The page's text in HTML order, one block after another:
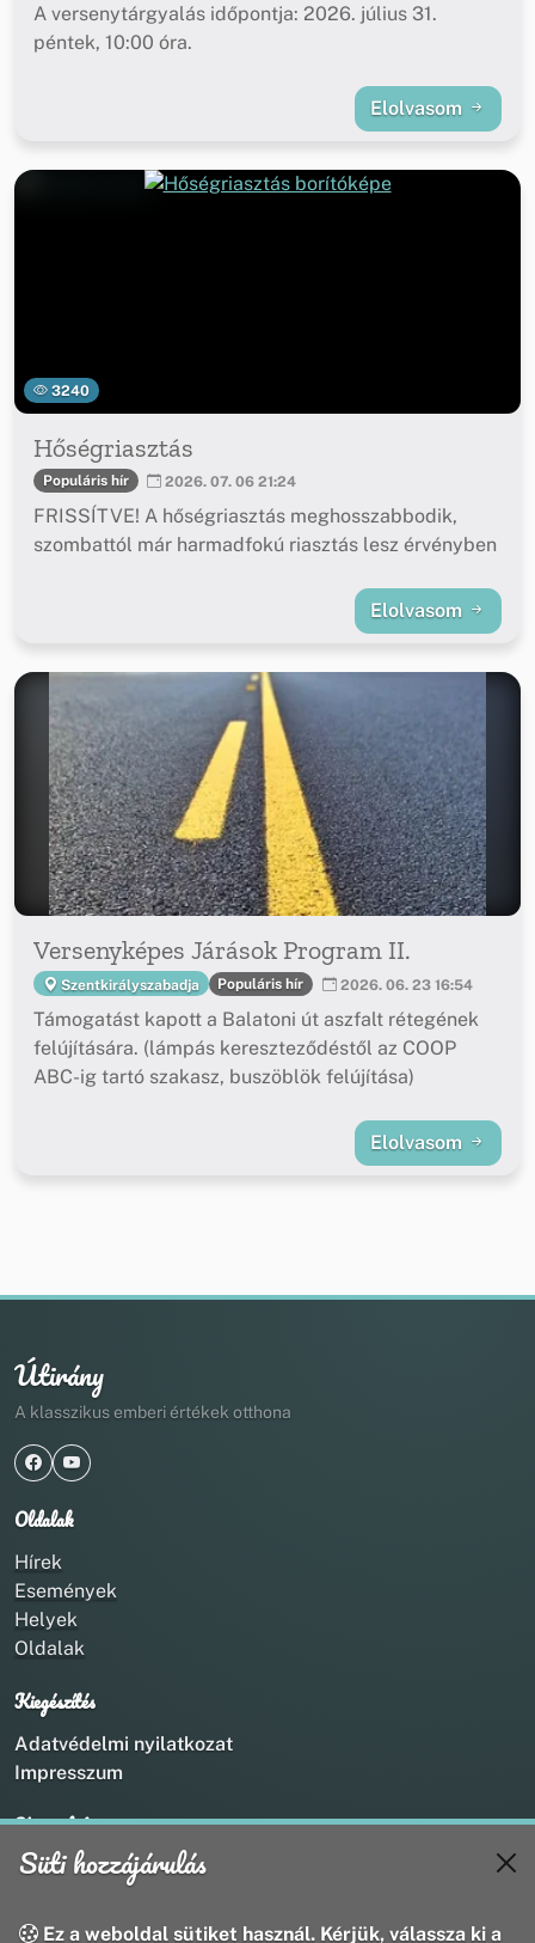
A versenytárgyalás időpontja: 2026. július 31.
péntek, 10:00 óra.
Elolvasom
3240
Hőségriasztás
Populáris hír 2026. 07. 06 21:24
FRISSÍTVE! A hőségriasztás meghosszabbodik,
szombattól már harmadfokú riasztás lesz érvényben
Elolvasom
Versenyképes Járások Program II.
Szentkirályszabadja Populáris hír 2026. 06. 23 16:54
Támogatást kapott a Balatoni út aszfalt rétegének
felújítására. (lámpás kereszteződéstől az COOP
ABC-ig tartó szakasz, buszöblök felújítása)
Elolvasom
Útirány
A klasszikus emberi értékek otthona
Oldalak
Hírek
Események
Helyek
Oldalak
Kiegészítés
Adatvédelmi nyilatkozat
Impresszum
Kapcsolat
+36 20 211 1888
webmaster@utirany.hu
Süti hozzájárulás
Ez a weboldal sütiket használ. Kérjük, válassza ki a